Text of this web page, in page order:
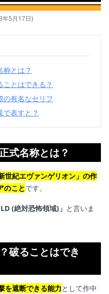
年5月17日)
称とは？
ことはできる？
の有名なセリフ
で表すと？
式名称とは？
世紀エヴァンゲリオン」の作
のことです。
(絶対恐怖領域)」 と言いま
破ることはでき
を遮断できる能力として作中